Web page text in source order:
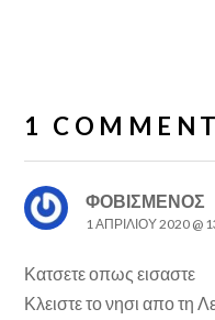
1 COMMENT
ΦΟΒΙΣΜΕΝΟΣ
1 ΑΠΡΙΛΊΟΥ 2020 @
Κατσετε οπως εισαστε
Κλειστε το νησι απο τη